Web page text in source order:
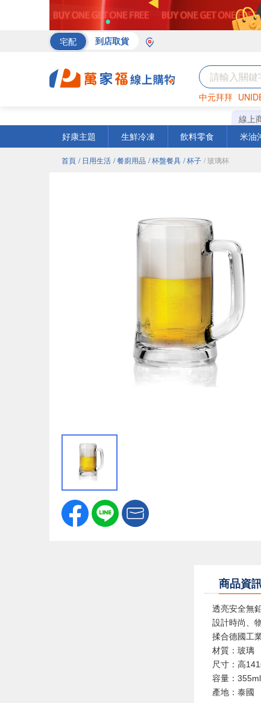
宅配 到店取貨
中元拜拜
巧克力
線上
好康主題
生鮮冷凍 飲料零食 米油
首頁 / 日用生活 / 餐廚用品 / 杯盤餐具 / 杯子 / 玻璃杯
商品資
透亮安全無
設計時尚、
揉合德國工
材質：玻璃
尺寸：高
容量：355ml
產地：泰國